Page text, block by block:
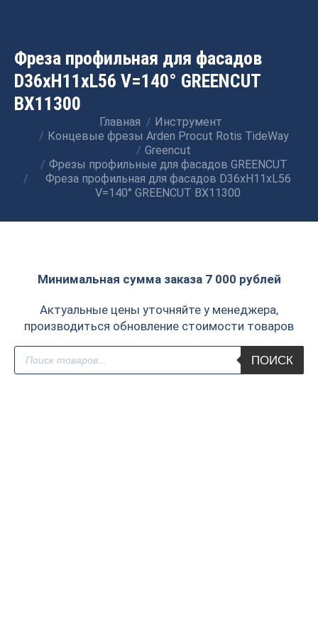
Фреза профильная для фасадов
D36xH11xL56 V=140° GREENCUT
BX11300
Главная
Инструмент
Концевые фрезы Arden Procut Rotis TideWay
Greencut
Фрезы профильные для фасадов GREENCUT
Фреза профильная для фасадов D36xH11xL56
V=140° GREENCUT BX11300
Минимальная сумма заказа 7 000 рублей
Актуальные цены уточняйте у менеджера,
производиться обновление стоимости товаров
Поиск
товаров
ПОИСК